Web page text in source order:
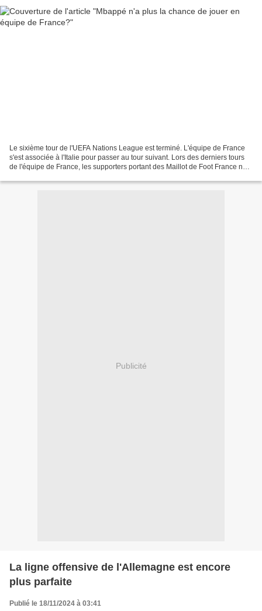
Le sixième tour de l'UEFA Nations League est terminé. L'équipe de France
s'est associée à l'Italie pour passer au tour suivant. Lors des derniers tours
de l'équipe de France, les supporters portant des Maillot de Foot France ne
Publicité
La ligne offensive de l'Allemagne est encore
plus parfaite
Publié le 18/11/2024 à 03:41